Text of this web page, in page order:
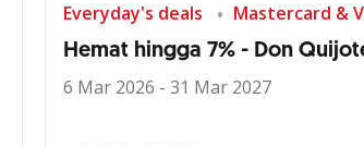
Everyday's deals Mastercard &
Hemat hingga 7% - Don
6 Mar 2026 - 31 Mar 2027